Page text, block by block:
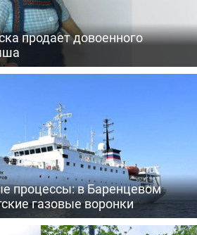
продает довоенного
процессы: в Баренцевом
газовые воронки